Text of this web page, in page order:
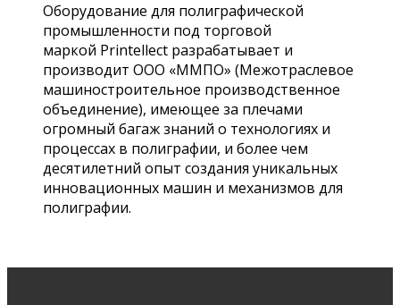
Оборудование для полиграфической
промышленности под торговой
маркой Printellect разрабатывает и
производит ООО «ММПО» (Межотраслевое
машиностроительное производственное
объединение), имеющее за плечами
огромный багаж знаний о технологиях и
процессах в полиграфии, и более чем
десятилетний опыт создания уникальных
инновационных машин и механизмов для
полиграфии.